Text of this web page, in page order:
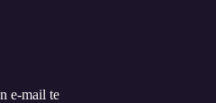
e-mail te